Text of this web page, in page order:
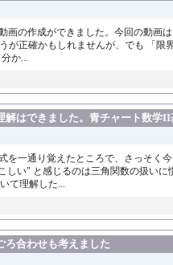
画の作成ができました。今回の動画
が正確かもしれませんが、でも 「
か...
はできました。青チャート数学
を一通り覚えたところで、さっそ
しい" と感じるのは三角関数の扱い
て理解した...
合わせも考えました